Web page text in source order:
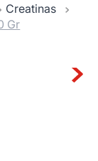
Creatinas
Gr